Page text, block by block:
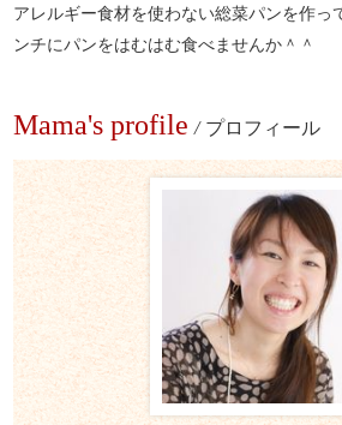
アレルギー食材を使わない総菜パンを作っ
ンチにパンをはむはむ食べませんか＾＾
Mama's profile / プロフィール